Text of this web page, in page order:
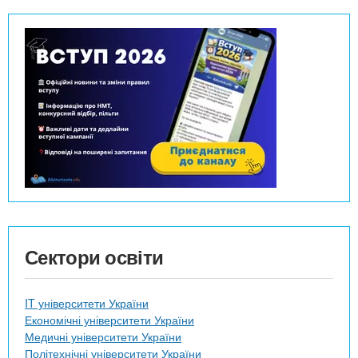
Сектори освіти
IT університети України
Економічні університети України
Медичні університети України
Політехнічні університети України